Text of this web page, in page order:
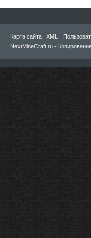
Карта сайта | XML
NextMineCraft.ru -